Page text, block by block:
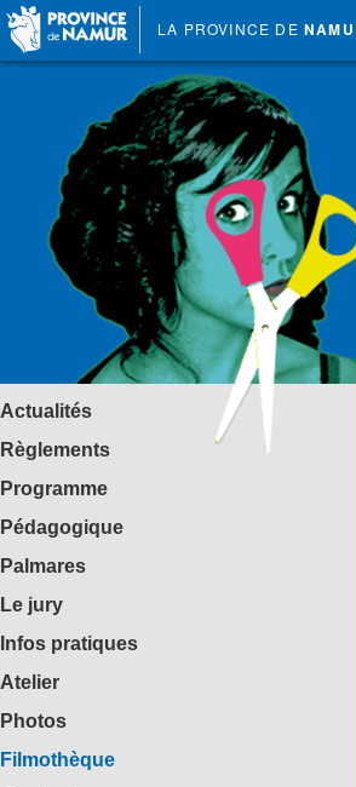
LA PROVINCE DE
Actualités
Règlements
Programme
Pédagogique
Palmares
Le jury
Infos pratiques
Atelier
Photos
Filmothèque